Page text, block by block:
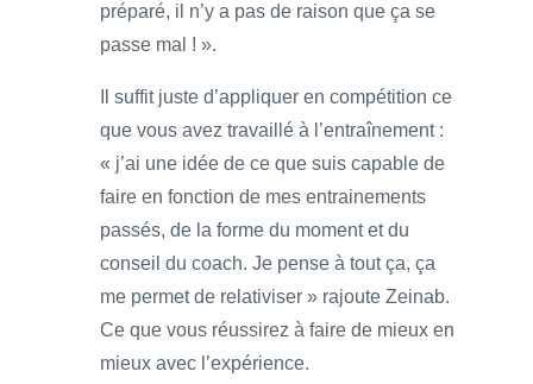
préparé, il n’y a pas de raison que ça se
passe mal ! ».
Il suffit juste d’appliquer en compétition ce
que vous avez travaillé à l’entraînement :
« j’ai une idée de ce que suis capable de
faire en fonction de mes entrainements
passés, de la forme du moment et du
conseil du coach. Je pense à tout ça, ça
me permet de relativiser » rajoute Zeinab.
Ce que vous réussirez à faire de mieux en
mieux avec l’expérience.